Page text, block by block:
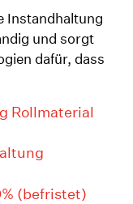
Instandhaltung
und sorgt
dafür, dass
Rollmaterial
(befristet)